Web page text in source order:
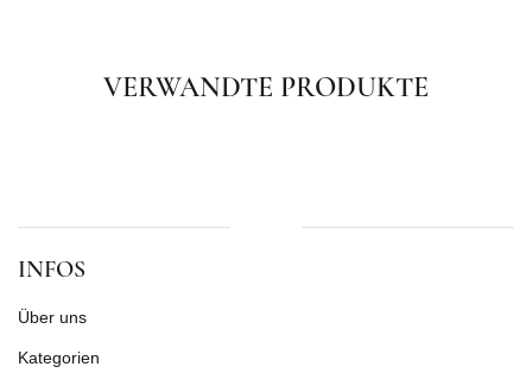
VERWANDTE PRODUKTE
INFOS
Über uns
Kategorien